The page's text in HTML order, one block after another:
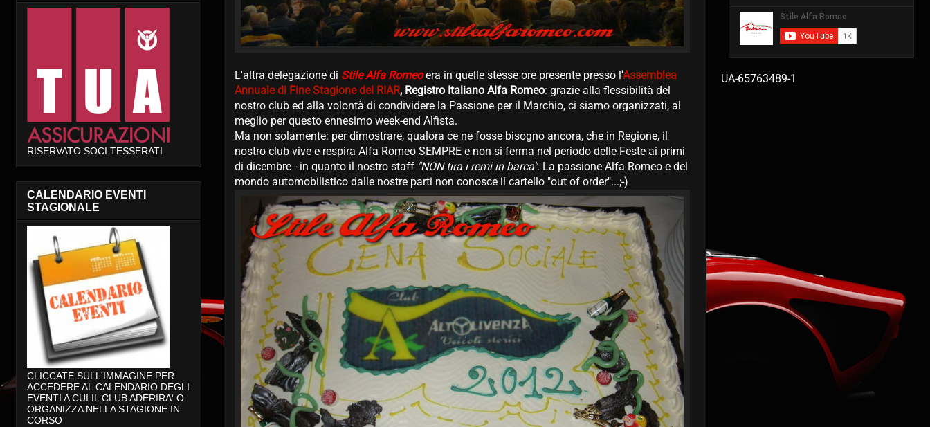
L'altra delegazione di Stile Alfa Romeoera in quelle stesse ore presente presso l'Assemblea
Annuale di Fine Stagione del RIAR, Registro Italiano Alfa Romeo: grazie alla flessibilità del
nostro club ed alla volontà di condividere la Passione per il Marchio, ci siamo organizzati, al
meglio per questo ennesimo week-end Alfista.
Ma non solamente: per dimostrare, qualora ce ne fosse bisogno ancora, che in Regione, il
nostro club vive e respira Alfa Romeo SEMPRE e non si ferma nel periodo delle Feste ai primi
di dicembre - in quanto il nostro staff "NON tira i remi in barca". La passione Alfa Romeo e del
mondo automobilistico dalle nostre parti non conosce il cartello "out of order"...;-)
RISERVATO SOCI TESSERATI
CALENDARIO EVENTI
STAGIONALE
CLICCATE SULL'IMMAGINE PER
ACCEDERE AL CALENDARIO DEGLI
EVENTI A CUI IL CLUB ADERIRA' O
ORGANIZZA NELLA STAGIONE IN
CORSO
UA-65763489-1